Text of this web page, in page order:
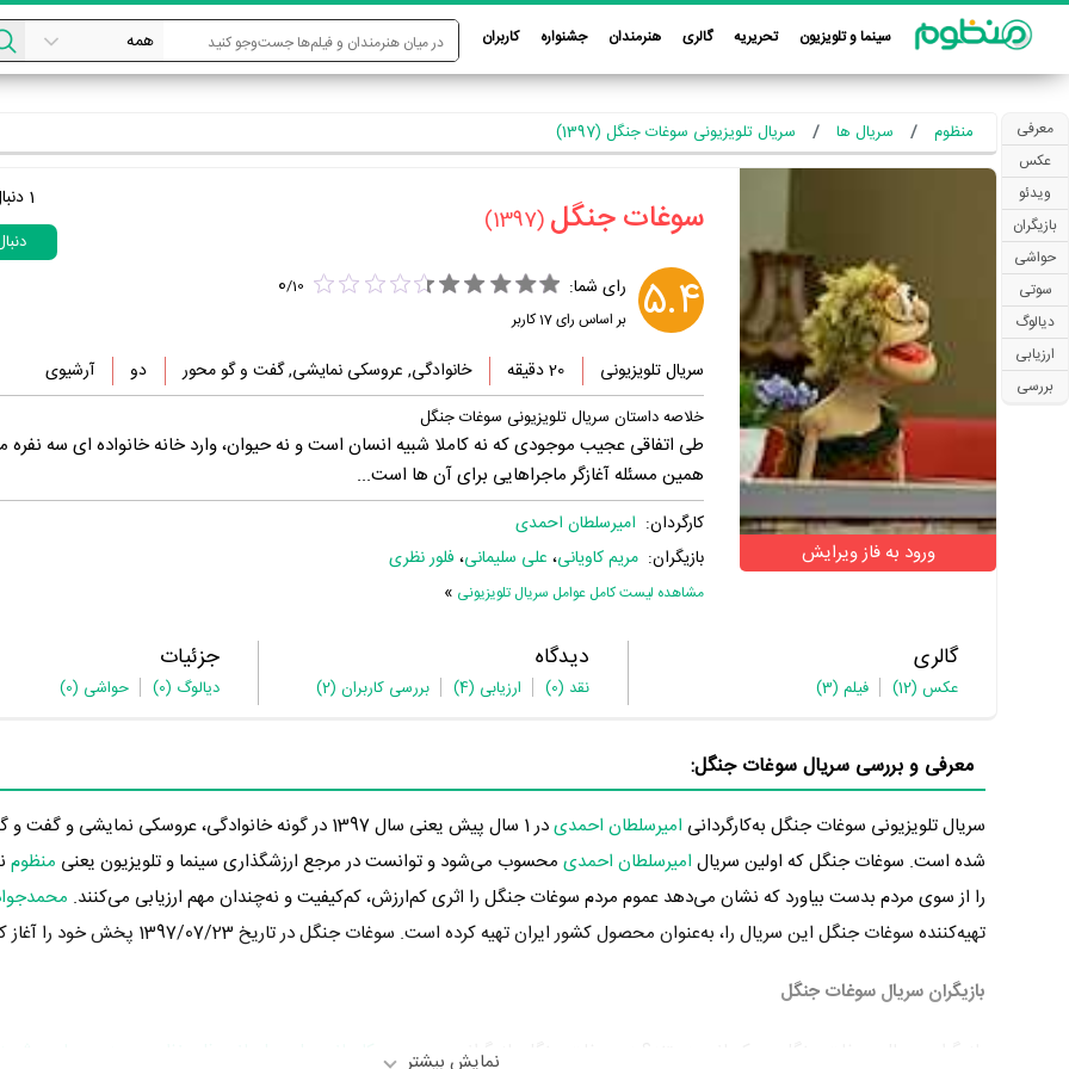
سینما و تلویزیون تحریریه گالری هنرمندان جشنواره کاربران
معرفی
عکس
ویدئو
بازیگران
حواشی
سوتی
دیالوگ
ارزیابی
بررسی
منظوم سریال ها سریال تلویزیونی سوغات جنگل (1397)
ورود به فاز ویرایش
‏سوغات جنگل‏ (1397)
1
5.4 رای شما: 0/10
بر اساس رای17کاربر
سریال تلویزیونی 20 دقیقه خانوادگی, عروسکی نمایشی, گفت و گو محور دو آرشیوی
خلاصه داستان سریال تلویزیونی سوغات جنگل
طی اتفاقی عجیب موجودی که نه کاملا شبیه انسان است و نه حیوان، وارد خانه خانواده ای سه نفره
همین مسئله آغازگر ماجراهایی برای آن ها است...
کارگردان: امیرسلطان احمدی
بازیگران: مریم کاویانی، علی سلیمانی، فلور نظری
مشاهده لیست کامل عوامل سریال تلویزیونی »
گالری
عکس (12) فیلم (3)
دیدگاه
نقد (0) ارزیابی (4) بررسی کاربران (2)
جزئیات
دیالوگ (0) حواشی (0)
معرفی و بررسی سریال سوغات جنگل:
سریال تلویزیونی سوغات جنگل به‌کارگردانی امیرسلطان احمدی
در 1 سال پیش یعنی سال 1397 در گونه خانوادگی، عروسکی نمایشی و
شده است. سوغات جنگل که اولین سریال امیرسلطان احمدی محسوب می‌شود و توانست در مرجع ارزشگذاری سینما و تلویزیون یعنی منظوم
را از سوی مردم بدست بیاورد که نشان می‌دهد عموم مردم سوغات جنگل را اثری کم‌ارزش، کم‌کیفیت و نه‌چندان مهم ارزیابی می‌کنند.
تهیه‌کننده سوغات جنگل این سریال را، به‌عنوان محصول کشور ایران تهیه کرده است. سوغات جنگل در تاریخ 1397/07/23 پخش خود را آغاز کرد.
بازیگران سریال سوغات جنگل
بازیگران سریال سوغات جنگل چه کسانی هستند؟ در سوغات جنگل بازیگرانی چون
نمایش بیشتر